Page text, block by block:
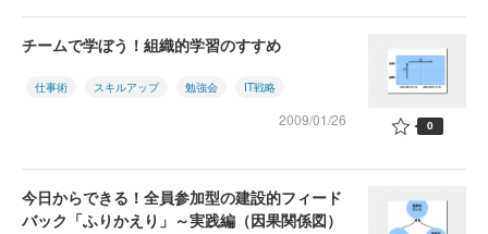
チームで学ぼう！組織的学習のすすめ
仕事術 スキルアップ 勉強会 IT戦略
2009/01/26 0
今日からできる！全員参加型の建設的フィード
バック「ふりかえり」～実践編（因果関係図）